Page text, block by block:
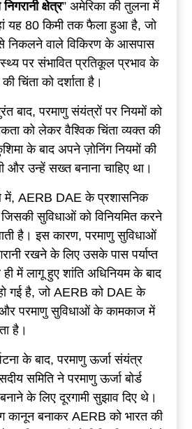
निगरानी क्षेत्र” अमेरिका की तुलना में
यह 80 किमी तक फैला हुआ है, जो
निकलने वाले विकिरण के आसपास
पर संभावित प्रतिकूल प्रभाव के
चिंता को दर्शाता है।
बाद, परमाणु संयंत्रों पर नियमों को
को लेकर वैश्विक चिंता व्यक्त की
के बाद अपने ज़ोनिंग नियमों की
और उन्हें सख्त बनाना चाहिए था।
में, AERB DAE के प्रशासनिक
सुविधाओं को विनियमित करने
है। इस कारण, परमाणु सुविधाओं
रखने के लिए उसके पास पर्याप्त
में लागू हुए शांति अधिनियम के बाद
गई है, जो AERB को DAE के
परमाणु सुविधाओं के कामकाज में
है।
के बाद, परमाणु ऊर्जा संयंत्र
समिति ने परमाणु ऊर्जा बोर्ड
के लिए दूरगामी सुझाव दिए थे।
कानून बनाकर AERB को भारत की